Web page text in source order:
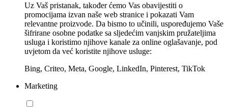
Uz Vaš pristanak, također ćemo Vas obavijestiti o
promocijama izvan naše web stranice i pokazati Vam
relevantne proizvode. Da bismo to učinili, uspoređujemo Vaše
šifrirane osobne podatke sa sljedećim vanjskim pružateljima
usluga i koristimo njihove kanale za online oglašavanje, pod
uvjetom da već koristite njihove usluge:
Bing, Criteo, Meta, Google, LinkedIn, Pinterest, TikTok
Marketing